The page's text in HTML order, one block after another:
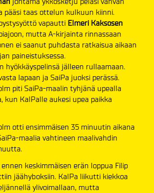
pääsi taas ottelun kulkuun kiinni.
vapautti Elmeri Kaksosen
mutta A-kirjainta rinnassaan
ei saanut puhdasta ratkaisua aikaan
paineistuksessa.
hyökkäyspelinsä jälleen rullaamaan.
lapaan ja SaiPa juoksi perässä.
piti SaiPa-maalin tyhjänä upealla
kun KalPalle aukesi upea paikka
otti ensimmäisen 35 minuutin aikana
maalia vahtineen maalivahdin
keskimmäisen erän loppua Filip
jäähyboksiin. KalPa liikutti kiekkoa
ylivoimallaan, mutta